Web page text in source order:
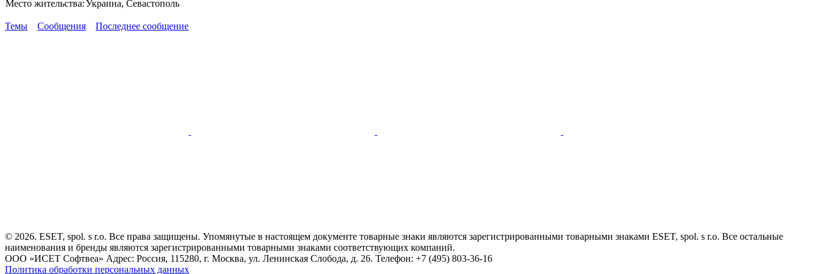
Место жительства:Украина, Севастополь
Темы Сообщения Последнее сообщение
© 2026. ESET, spol. s r.o. Все права защищены. Упомянутые в настоящем документе товарные знаки являются зарегистрированными товарными знаками ESET, spol. s r.o. Все остальные
наименования и бренды являются зарегистрированными товарными знаками соответствующих компаний.
ООО «ИСЕТ Софтвеа» Адрес: Россия, 115280, г. Москва, ул. Ленинская Слобода, д. 26. Телефон: +7 (495) 803-36-16
Политика обработки персональных данных